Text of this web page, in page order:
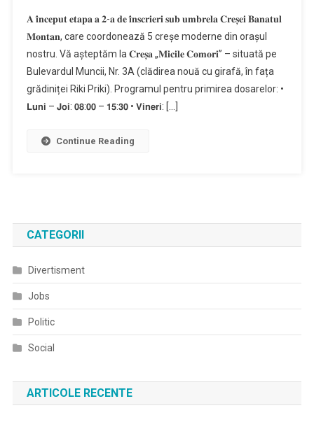
𝐀 𝐢̂𝐧𝐜𝐞𝐩𝐮𝐭 𝐞𝐭𝐚𝐩𝐚 𝐚 𝟐-𝐚 𝐝𝐞 𝐢̂𝐧𝐬𝐜𝐫𝐢𝐞𝐫𝐢 𝐬𝐮𝐛 𝐮𝐦𝐛𝐫𝐞𝐥𝐚 𝐂𝐫𝐞𝐬̦𝐞𝐢 𝐁𝐚𝐧𝐚𝐭𝐮𝐥
𝐌𝐨𝐧𝐭𝐚𝐧, care coordonează 5 creșe moderne din orașul
nostru. Vă așteptăm la 𝐂𝐫𝐞𝐬̦𝐚 „𝐌𝐢𝐜𝐢𝐥𝐞 𝐂𝐨𝐦𝐨𝐫𝐢” – situată pe
Bulevardul Muncii, Nr. 3A (clădirea nouă cu girafă, în fața
grădiniței Riki Priki). Programul pentru primirea dosarelor: •
𝗟𝘂𝗻𝗶 – 𝗝𝗼𝗶: 𝟬𝟴:𝟬𝟬 – 𝟭𝟱:𝟯𝟬 • 𝗩𝗶𝗻𝗲𝗿𝗶: […]
Continue Reading
CATEGORII
Divertisment
Jobs
Politic
Social
ARTICOLE RECENTE